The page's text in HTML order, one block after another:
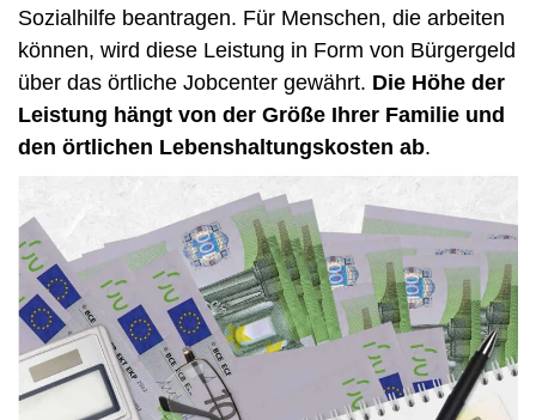
Sozialhilfe beantragen. Für Menschen, die arbeiten
können, wird diese Leistung in Form von Bürgergeld
über das örtliche Jobcenter gewährt. Die Höhe der
Leistung hängt von der Größe Ihrer Familie und
den örtlichen Lebenshaltungskosten ab.